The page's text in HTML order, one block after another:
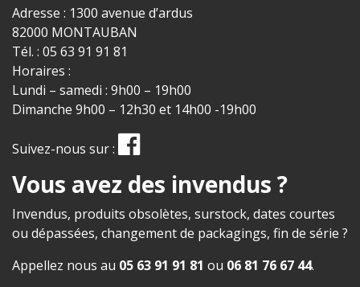
Adresse : 1300 avenue d’ardus
82000 MONTAUBAN
Tél. : 05 63 91 91 81
Horaires :
Lundi – samedi : 9h00 – 19h00
Dimanche 9h00 – 12h30 et 14h00 -19h00
Suivez-nous sur :
Vous avez des invendus ?
Invendus, produits obsolètes, surstock, dates courtes
ou dépassées, changement de packagings, fin de série ?
Appellez nous au 05 63 91 91 81 ou 06 81 76 67 44.